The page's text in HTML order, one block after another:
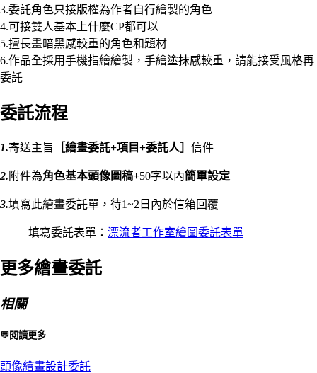
3.委託角色只接版權為作者自行繪製的角色
4.可接雙人基本上什麼CP都可以
5.擅長畫暗黑感較重的角色和題材
6.作品全採用手機指繪繪製，手繪塗抹感較重，請能接受風格再
委託
委託流程
1.寄送主旨 ［繪畫委託+項目+委託人］ 信件
2. 附件為角色基本頭像圖稿+50字以內簡單設定
3.填寫此繪畫委託單，待1~2日內於信箱回覆
填寫委託表單： 漂流者工作室繪圖委託表單
更多繪畫委託
相關
💬閱讀更多
頭像繪畫設計委託